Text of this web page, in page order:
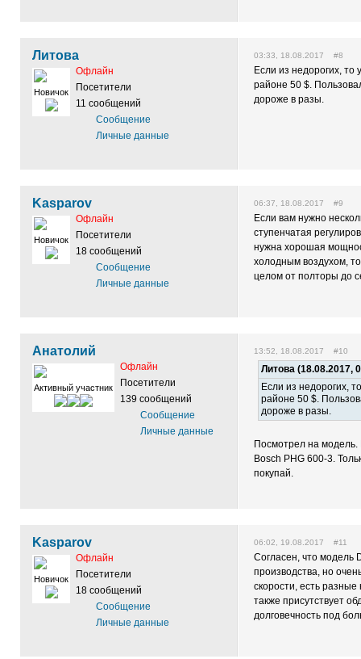
Литова
Новичок
Офлайн
Посетители
11 сообщений
Сообщение
Личные данные
03:33, 18.08.2017 #8
Если из недорогих, то
районе 50 $.
дороже в разы.
Kasparov
Новичок
Офлайн
Посетители
18 сообщений
Сообщение
Личные данные
06:37, 18.08.2017 #9
Если вам нужно
ступенчатая
нужна хорошая
холодным воздухом,
целом от полторы до
Анатолий
Активный участник
Офлайн
Посетители
139 сообщений
Сообщение
Личные данные
13:52, 18.08.2017 #10
Литова (18.08.2017,
Если из недорогих,
районе 50 $.
дороже в разы.
Посмотрел на модель.
Bosch PHG 600-3.
покупай.
Kasparov
Новичок
Офлайн
Посетители
18 сообщений
Сообщение
Личные данные
06:02, 19.08.2017 #11
Согласен, что модель
производства, но
скорости, есть
также присутствует
долговечность под